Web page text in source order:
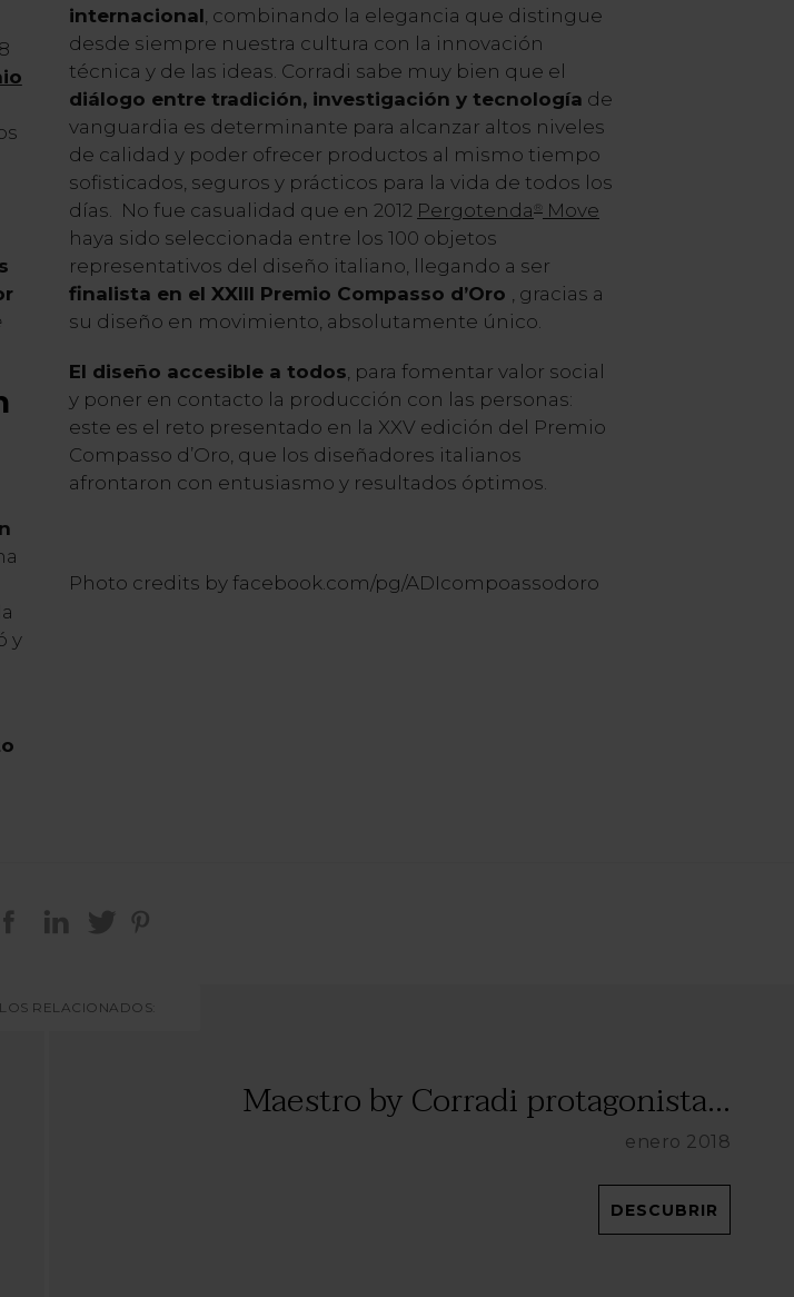
y
internacional , combinando la elegancia que distingue
desde siempre nuestra cultura con la innovación
técnica y de las ideas. Corradi sabe muy bien que el
diálogo entre tradición, investigación y tecnología de
vanguardia es determinante para alcanzar altos niveles
de calidad y poder ofrecer productos al mismo tiempo
sofisticados, seguros y prácticos para la vida de todos los
días. No fue casualidad que en 2012 Pergotenda ® Move
haya sido seleccionada entre los 100 objetos
representativos del diseño italiano, llegando a ser
finalista en el XXIII Premio Compasso d’Oro
, gracias a
su diseño en movimiento, absolutamente único.
El diseño accesible a todos , para fomentar valor social
y poner en contacto la producción con las personas:
este es el reto presentado en la XXV edición del Premio
Compasso d’Oro, que los diseñadores italianos
afrontaron con entusiasmo y resultados óptimos.
Photo credits by facebook.com/pg/ADIcompoassodoro
RELACIONADOS:
Maestro by Corradi protagonista...
enero 2018
DESCUBRIR